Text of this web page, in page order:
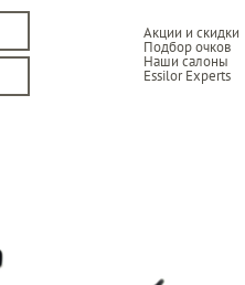
Акции и скидки
Подбор очков
Наши салоны
Essilor Experts